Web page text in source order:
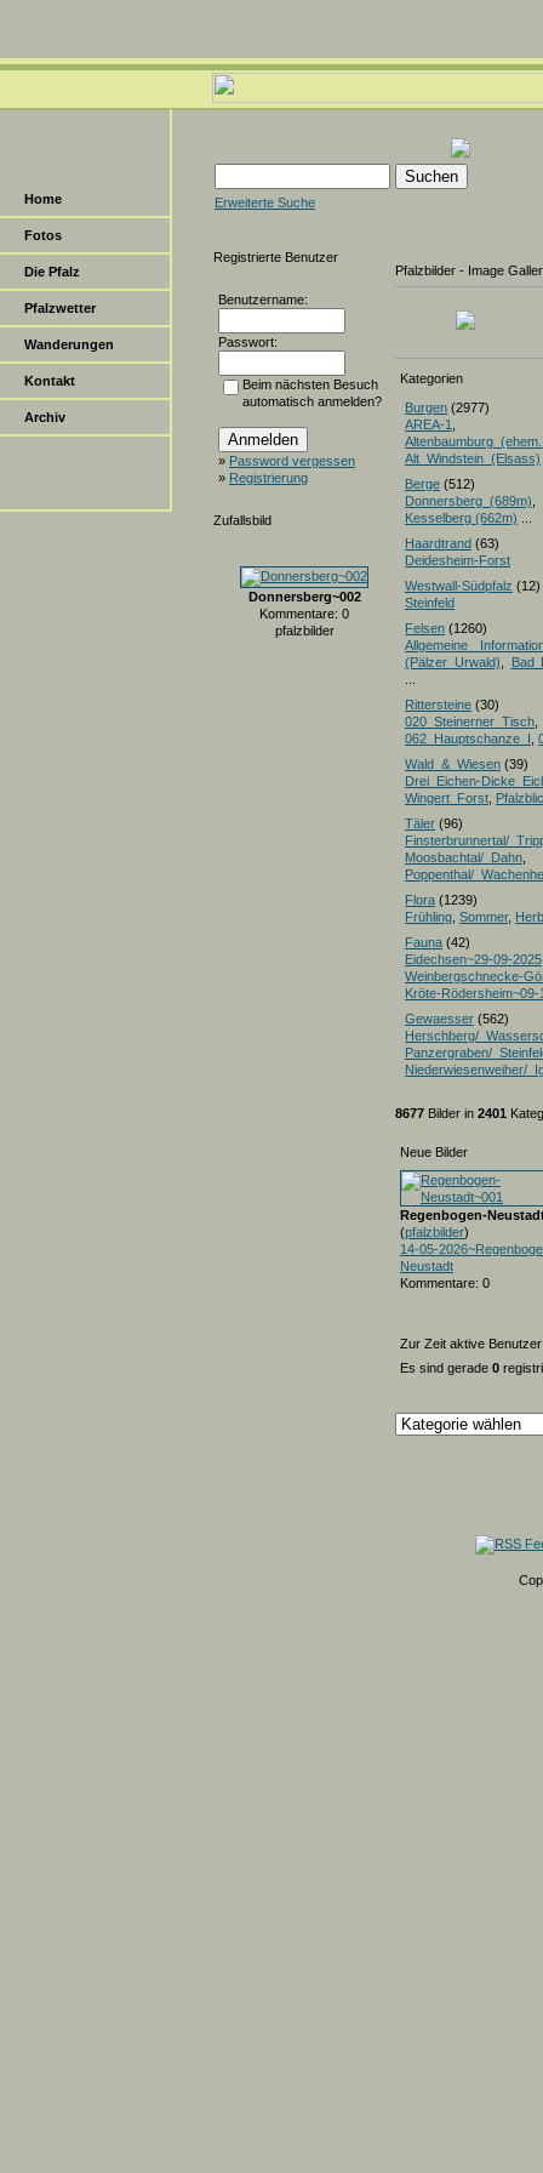
Home
Fotos
Die Pfalz
Pfalzwetter
Wanderungen
Kontakt
Archiv
Erweiterte Suche
Registrierte Benutzer
Benutzername:
Passwort:
Beim nächsten Besuch
automatisch anmelden?
» Password vergessen
» Registrierung
Zufallsbild
Donnersberg~002
Kommentare: 0
pfalzbilder
Pfalzbilder - Image
Kategorien
Burgen (2977)
AREA-1
Alt_Windstein_(Elsass)
Berge (512)
Donnersberg_(689m)
Kesselberg (662m)
Haardtrand (63)
Deidesheim-Forst
Westwall-Südpfalz (12)
Steinfeld
Felsen (1260)
Allgemeine
(Pälzer Urwald)
Bad
Rittersteine (30)
020_Steinerner_Tisch
062_Hauptschanze_I
Wald_&_Wiesen (39)
Drei_Eichen-
Wingert_Forst
Täler (96)
Finsterbrunnertal/
Moosbachtal/_Dahn
Poppenthal/
Flora (1239)
Frühling Sommer,
Fauna (42)
Eidechsen~29-09-2025
Weinbergschnecke-
Kröte-Rödersheim~09-
Gewaesser (562)
Herschberg/
Panzergraben/
Niederwiesenweiher/
8677 Bilder in 2401
Neue Bilder
Regenbogen-
(pfalzbilder)
14-05-
Neustadt
Kommentare: 0
Zur Zeit aktive
Es sind gerade 0